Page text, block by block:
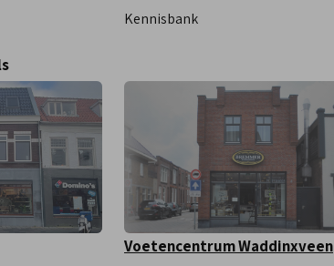
Kennisbank
Voetencentrum Waddinxveen